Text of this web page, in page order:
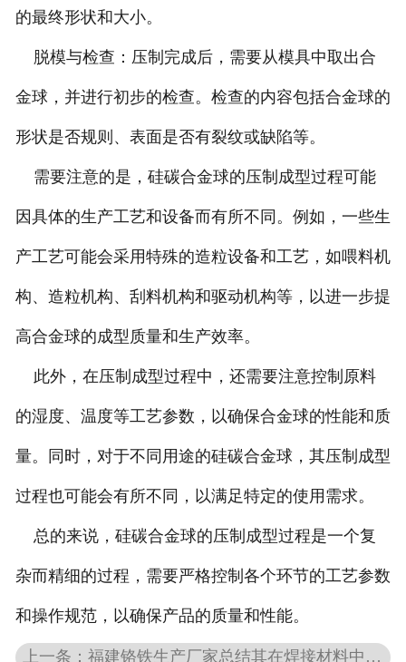
的最终形状和大小。
脱模与检查：压制完成后，需要从模具中取出合
金球，并进行初步的检查。检查的内容包括合金球的
形状是否规则、表面是否有裂纹或缺陷等。
需要注意的是，硅碳合金球的压制成型过程可能
因具体的生产工艺和设备而有所不同。例如，一些生
产工艺可能会采用特殊的造粒设备和工艺，如喂料机
构、造粒机构、刮料机构和驱动机构等，以进一步提
高合金球的成型质量和生产效率。
此外，在压制成型过程中，还需要注意控制原料
的湿度、温度等工艺参数，以确保合金球的性能和质
量。同时，对于不同用途的硅碳合金球，其压制成型
过程也可能会有所不同，以满足特定的使用需求。
总的来说，硅碳合金球的压制成型过程是一个复
杂而精细的过程，需要严格控制各个环节的工艺参数
和操作规范，以确保产品的质量和性能。
上一条：福建铬铁生产厂家总结其在焊接材料中的应用